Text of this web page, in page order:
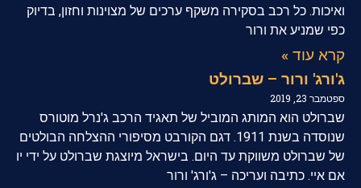
ואיכות. כל רכב בסקירה משקף ערכים של מצוינות וחזון, בדיוק
כפי שמניע את ורור
קרא עוד »
ג'ורג' ורור – שברולט
ספטמבר 23, 2019
שברולט הוא המותג המוביל של תאגיד הרכב ג'נרל מוטורס
שנוסדה בשנת 1911. דגם הקורבט מסיפורי ההצלחה הבולטים
של שברולט משווקת עד היום. בישראל מיוצגת שברולט על ידי יו
אם איי. כתיבה ועריכה – ג'ורג' ורור